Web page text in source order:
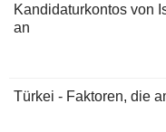
Kandidaturkontos von
an
Türkei - Faktoren, die